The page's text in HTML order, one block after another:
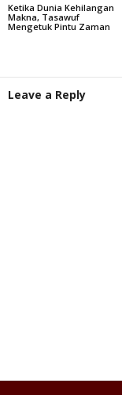
Ketika Dunia Kehilangan
Makna, Tasawuf
Mengetuk Pintu Zaman
Leave a Reply